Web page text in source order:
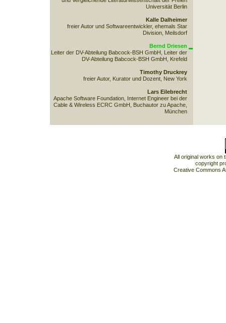
Universität Berlin
Kalle Dalheimer
freier Autor und Softwareentwickler, ehemals Star
Division, Meilsdorf
Bernd Driesen
Leiter der DV-Abteilung Babcock-BSH GmbH, Leiter der
DV-Abteilung Babcock-BSH GmbH, Krefeld
Timothy Druckrey
freier Autor, Kurator und Dozent, New York
Lars Eilebrecht
Apache Software Foundation, Internet Engineer bei der
Cable & Wireless ECRC GmbH, Buchautor zu Apache,
München
All original works on
copyright
Creative Commons